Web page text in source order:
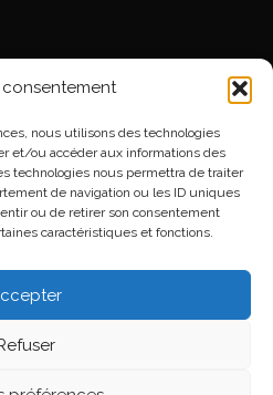
consentement
nous utilisons des technologies
et/ou accéder aux informations des
technologies nous permettra de traiter
de navigation ou les ID uniques
ou de retirer son consentement
caractéristiques et fonctions.
– Tous droits réservés
avec the